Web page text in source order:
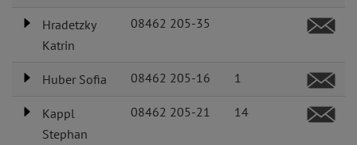
Hradetzky
Katrin
08462 205-35
Huber Sofia 08462 205-16 1
Kappl
Stephan
08462 205-21 14